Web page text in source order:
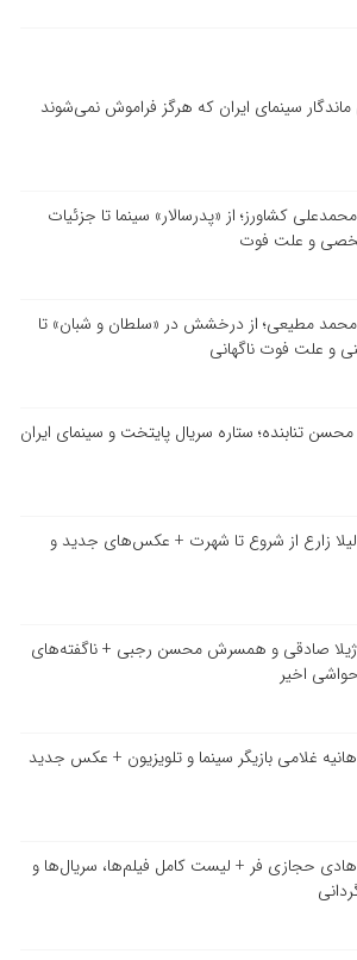
سینمای ایران که هرگز فراموش نمی‌شوند
کشاورز؛ از «پدرسالار» سینما تا جزئیات
و علت فوت
محمد مطیعی؛ از درخشش در «سلطان و شبان» تا
و علت فوت ناگهانی
محسن تنابنده؛ ستاره سریال پایتخت و سینمای ایران
لیلا زارع از شروع تا شهرت + عکس‌های جدید و
ژیلا صادقی و همسرش محسن رجبی + ناگفته‌های
اخیر
غلامی بازیگر سینما و تلویزیون + عکس جدید
هادی حجازی فر + لیست کامل فیلم‌ها، سریال‌ها و